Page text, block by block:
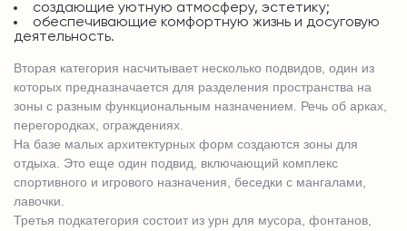
создающие уютную атмосферу, эстетику;
обеспечивающие комфортную жизнь и досуговую
деятельность.
Вторая категория насчитывает несколько подвидов, один из
которых предназначается для разделения пространства на
зоны с разным функциональным назначением. Речь об арках,
перегородках, ограждениях.
На базе малых архитектурных форм создаются зоны для
отдыха. Это еще один подвид, включающий комплекс
спортивного и игрового назначения, беседки с мангалами,
лавочки.
Третья подкатегория состоит из урн для мусора, фонтанов,